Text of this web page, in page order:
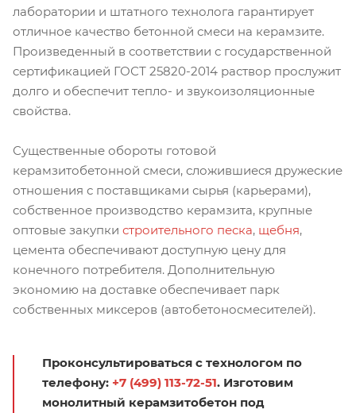
лаборатории и штатного технолога гарантирует
отличное качество бетонной смеси на керамзите.
Произведенный в соответствии с государственной
сертификацией ГОСТ 25820-2014 раствор прослужит
долго и обеспечит тепло- и звукоизоляционные
свойства.
Существенные обороты готовой
керамзитобетонной смеси, сложившиеся дружеские
отношения с поставщиками сырья (карьерами),
собственное производство керамзита, крупные
оптовые закупки строительного песка, щебня,
цемента обеспечивают доступную цену для
конечного потребителя. Дополнительную
экономию на доставке обеспечивает парк
собственных миксеров (автобетоносмесителей).
Проконсультироваться с технологом по
телефону: +7 (499) 113-72-51. Изготовим
монолитный керамзитобетон под